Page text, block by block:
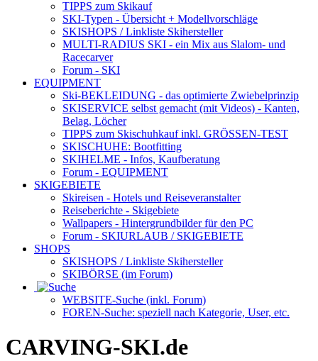
TIPPS zum Skikauf
SKI-Typen - Übersicht + Modellvorschläge
SKISHOPS / Linkliste Skihersteller
MULTI-RADIUS SKI - ein Mix aus Slalom- und
Racecarver
Forum - SKI
EQUIPMENT
Ski-BEKLEIDUNG - das optimierte Zwiebelprinzip
SKISERVICE selbst gemacht (mit Videos) - Kanten,
Belag, Löcher
TIPPS zum Skischuhkaufinkl. GRÖSSEN-TEST
SKISCHUHE: Bootfitting
SKIHELME - Infos, Kaufberatung
Forum - EQUIPMENT
SKIGEBIETE
Skireisen - Hotels und Reiseveranstalter
Reiseberichte - Skigebiete
Wallpapers - Hintergrundbilder für den PC
Forum - SKIURLAUB / SKIGEBIETE
SHOPS
SKISHOPS / Linkliste Skihersteller
SKIBÖRSE (im Forum)
WEBSITE-Suche (inkl. Forum)
FOREN-Suche: speziell nach Kategorie, User, etc.
CARVING-SKI.de